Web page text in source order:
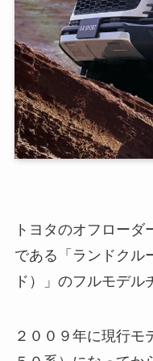
トヨタのオフロー
である「ランドクル
ド）」のフルモデル
２００９年に現行モ